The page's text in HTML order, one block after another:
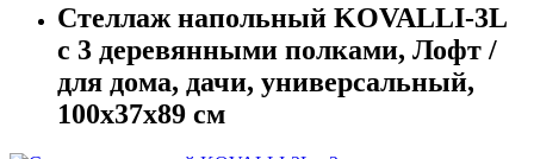
Стеллаж напольный KOVALLI-3L
с 3 деревянными полками, Лофт /
для дома, дачи, универсальный,
100х37х89 см